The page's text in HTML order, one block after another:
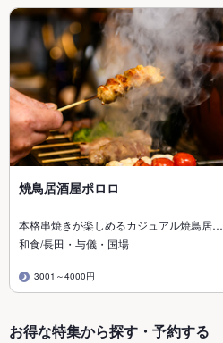
焼鳥居酒屋ポロロ
本格串焼きが楽しめるカジュアル焼鳥居…
和食/長田・与儀・国場
3001～4000円
お得な特集から探す・予約する